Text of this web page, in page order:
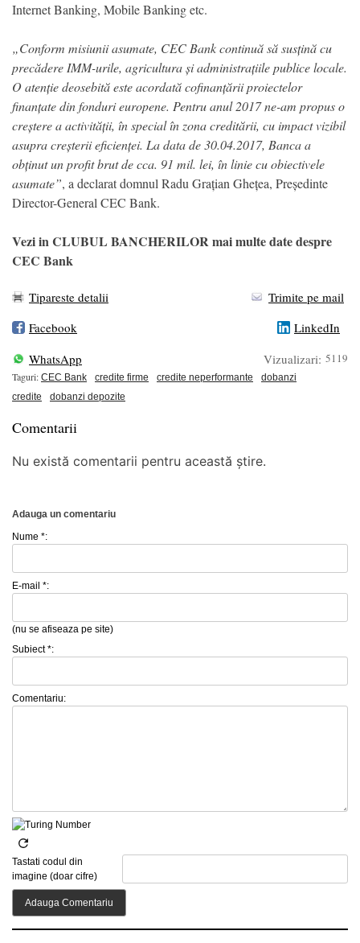
Internet Banking, Mobile Banking etc.
„Conform misiunii asumate, CEC Bank continuă să susțină cu
precădere IMM-urile, agricultura și administrațiile publice locale.
O atenție deosebită este acordată cofinanțării proiectelor
finanțate din fonduri europene. Pentru anul 2017 ne-am propus o
creștere a activității, în special în zona creditării, cu impact vizibil
asupra creșterii eficienței. La data de 30.04.2017, Banca a
obținut un profit brut de cca. 91 mil. lei, în linie cu obiectivele
asumate”, a declarat domnul Radu Grațian Ghețea, Președinte
Director-General CEC Bank.
Vezi in CLUBUL BANCHERILOR mai multe date despre
CEC Bank
Tipareste detalii
Trimite pe mail
Facebook
LinkedIn
WhatsApp
Vizualizari: 5119
Taguri: CEC Bank credite firme credite neperformante
dobanzi
credite
dobanzi depozite
Comentarii
Nu există comentarii pentru această știre.
Adauga un comentariu
Nume *:
E-mail *:
(nu se afiseaza pe site)
Subiect *:
Comentariu:
Tastati codul din
imagine (doar cifre)